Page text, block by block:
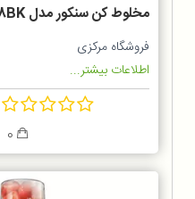
مخلوط‌ کن سنکور مدل SBU7878BK
فروشگاه مرکزی
اطلاعات بیشتر...